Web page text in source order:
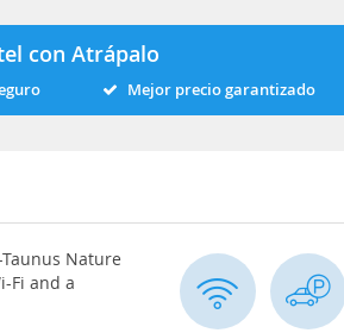
con Atrápalo
Mejor precio garantizado
Nature
Fi and a